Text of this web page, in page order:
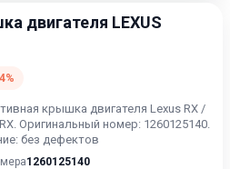
двигателя LEXUS
крышка двигателя Lexus RX /
Оригинальный номер: 1260125140.
без дефектов
1260125140